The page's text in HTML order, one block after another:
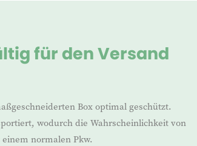
für den Versand
Box optimal geschützt.
wodurch die Wahrscheinlichkeit von
normalen Pkw.